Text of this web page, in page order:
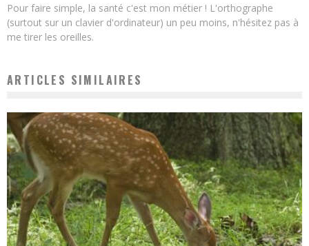
Pour faire simple, la santé c'est mon métier ! L'orthographe
(surtout sur un clavier d'ordinateur) un peu moins, n'hésitez pas à
me tirer les oreilles.
ARTICLES SIMILAIRES